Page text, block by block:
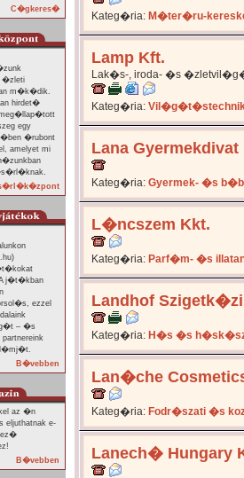
C�gkeres�
m�k�dik.
hirdet�
egy
�rubont
amelyet mi
j�t�kban
ezzel
– �s
B�vebben
az �n
eljuthatnak e-
B�vebben
Kateg�ria: M�ter�ru-
Lamp Kft.
Lak�s-, iroda- �s
Kateg�ria:
Lana Gyermekdivat
Kateg�ria: Gyermek- �s
L�ncszem Kkt.
Kateg�ria: Parf�m- �s
Landhof
Kateg�ria: H�s �s
Lan�che
Kateg�ria: Fodr�szati �s
Lanech� Hungary